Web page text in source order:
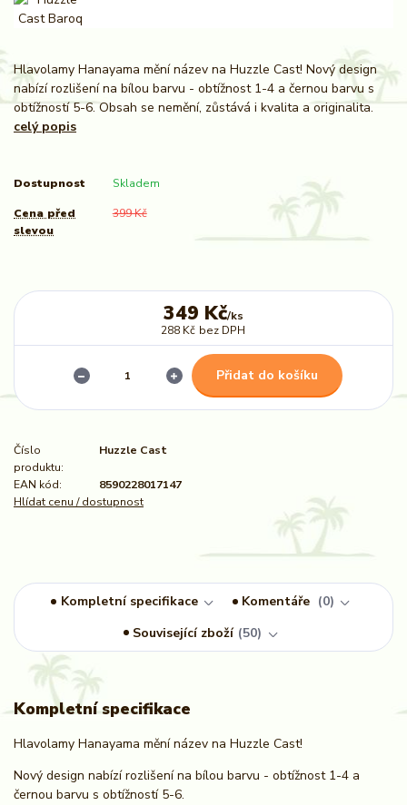
Hlavolamy Hanayama mění název na Huzzle Cast! Nový design
nabízí rozlišení na bílou barvu - obtížnost 1-4 a černou barvu s
obtížností 5-6. Obsah se nemění, zůstává i kvalita a originalita.
celý popis
Dostupnost Skladem
Cena před
slevou
399 Kč
349 Kč/ks
288 Kč bez DPH
Přidat do košíku
Číslo
produktu:
Huzzle Cast
EAN kód:
8590228017147
Hlídat cenu / dostupnost
Kompletní specifikace Komentáře
0
Související zboží 50
Kompletní specifikace
Hlavolamy Hanayama mění název na Huzzle Cast!
Nový design nabízí rozlišení na bílou barvu - obtížnost 1-4 a
černou barvu s obtížností 5-6.